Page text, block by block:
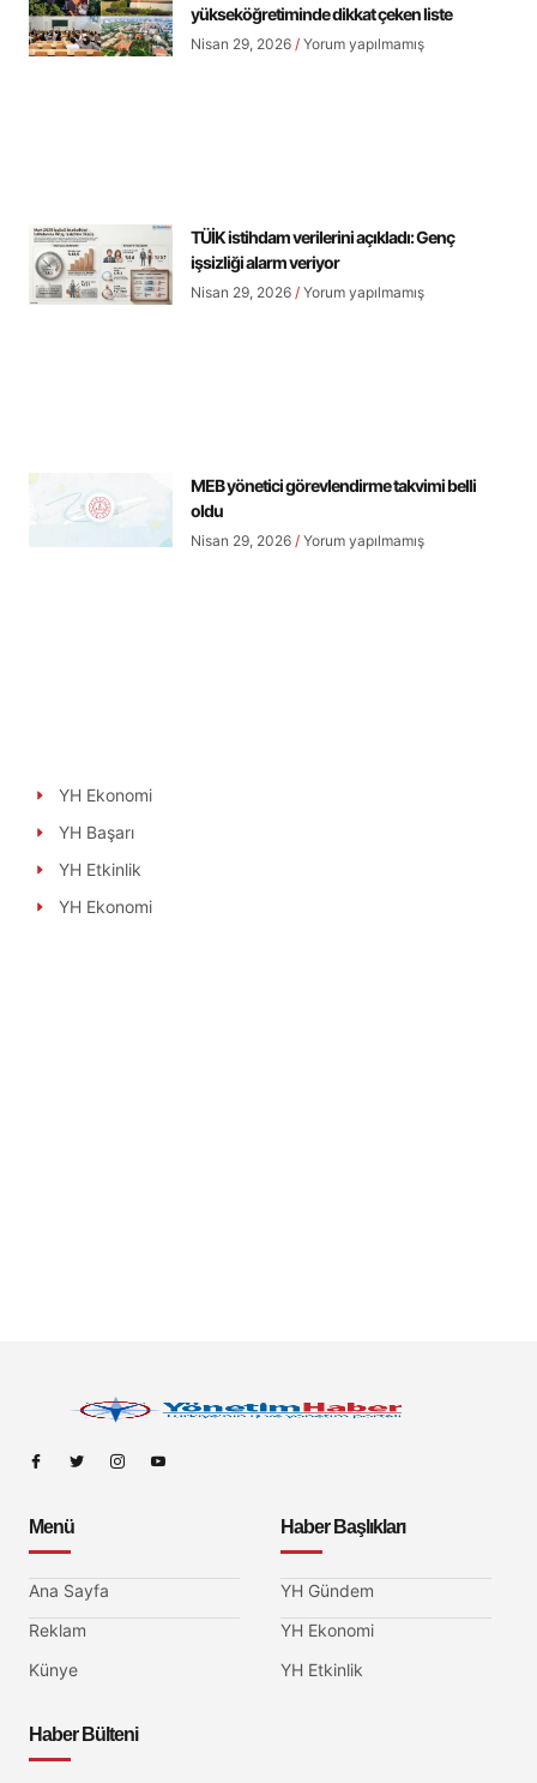
yükseköğretiminde dikkat çeken liste
Nisan 29, 2026 Yorum yapılmamış
TÜİK istihdam verilerini açıkladı: Genç
işsizliği alarm veriyor
Nisan 29, 2026 Yorum yapılmamış
MEB yönetici görevlendirme takvimi belli
oldu
Nisan 29, 2026 Yorum yapılmamış
YH Ekonomi
YH Başarı
YH Etkinlik
YH Ekonomi
Menü
Ana Sayfa
Reklam
Künye
Haber Başlıkları
YH Gündem
YH Ekonomi
YH Etkinlik
Haber Bülteni